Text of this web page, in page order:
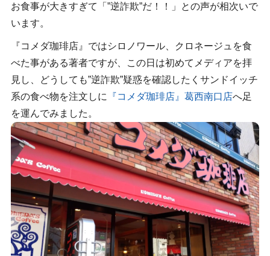
お食事が大きすぎて「”逆詐欺”だ！！」との声が相次いで
います。
『コメダ珈琲店』ではシロノワール、クロネージュを食
べた事がある著者ですが、この日は初めてメディアを拝
見し、どうしても”逆詐欺”疑惑を確認したくサンドイッチ
系の食べ物を注文しに
『コメダ珈琲店』葛西南口店へ足
を運んでみました。